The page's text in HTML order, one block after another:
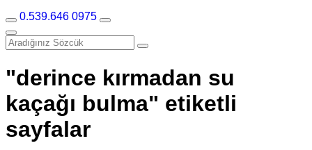
0.539.646 0975
"derince kırmadan su
kaçağı bulma" etiketli
sayfalar